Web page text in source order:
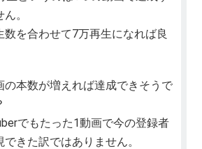
。
数を合わせて7万再生になれば良
の本数が増えれば達成できそうで
でもたった1動画で今の登録者
きた訳ではありません。